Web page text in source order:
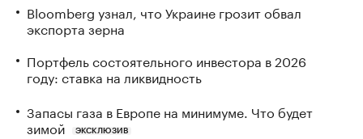
Bloomberg узнал, что Украине грозит обвал
экспорта зерна
Портфель состоятельного инвестора в 2026
году: ставка на ликвидность
Запасы газа в Европе на минимуме. Что будет
зимой
ЭКСКЛЮЗИВ